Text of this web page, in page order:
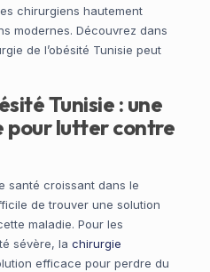
chirurgiens hautement
modernes. Découvrez dans
de l’obésité Tunisie peut
Tunisie : une
pour lutter contre
santé croissant dans le
de trouver une solution
maladie. Pour les
sévère, la chirurgie
efficace pour perdre du